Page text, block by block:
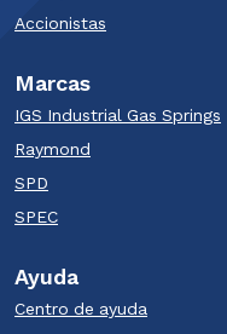
Accionistas
Marcas
IGS Industrial Gas Springs
Raymond
SPD​
SPEC
Ayuda
Centro de ayuda